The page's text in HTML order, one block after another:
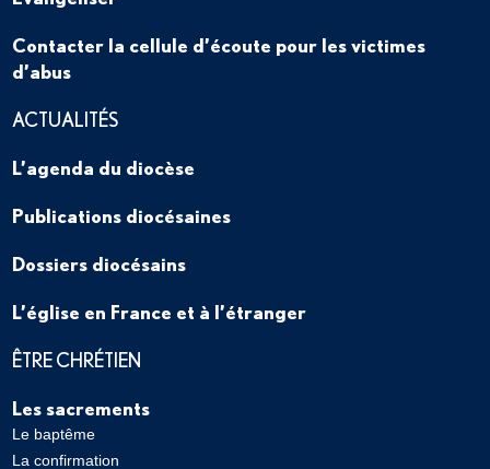
Contacter la cellule d’écoute pour les victimes
d’abus
ACTUALITÉS
L’agenda du diocèse
Publications diocésaines
Dossiers diocésains
L’église en France et à l’étranger
ÊTRE CHRÉTIEN
Les sacrements
Le baptême
La confirmation